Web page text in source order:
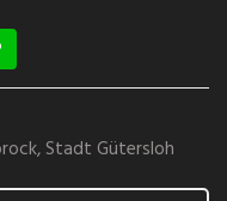
Stadt Gütersloh